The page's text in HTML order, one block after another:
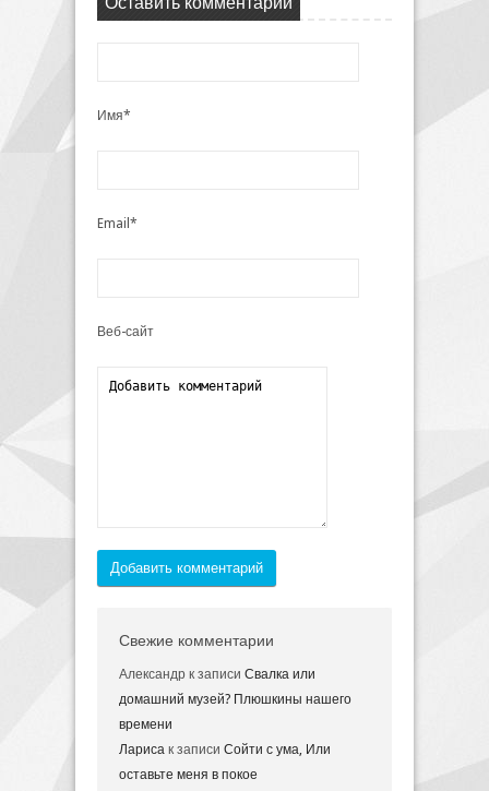
Имя*
Email*
Веб-сайт
Добавить комментарий
Свежие комментарии
Александр к записи Свалка или
домашний музей? Плюшкины нашего
времени
Лариса к записи Сойти с ума, Или
оставьте меня в покое